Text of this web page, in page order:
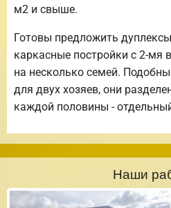
м2 и свыше.
Готовы предложить
каркасные постройки с 2-мя
на несколько семей.
для двух хозяев, они
каждой половины -
Наши